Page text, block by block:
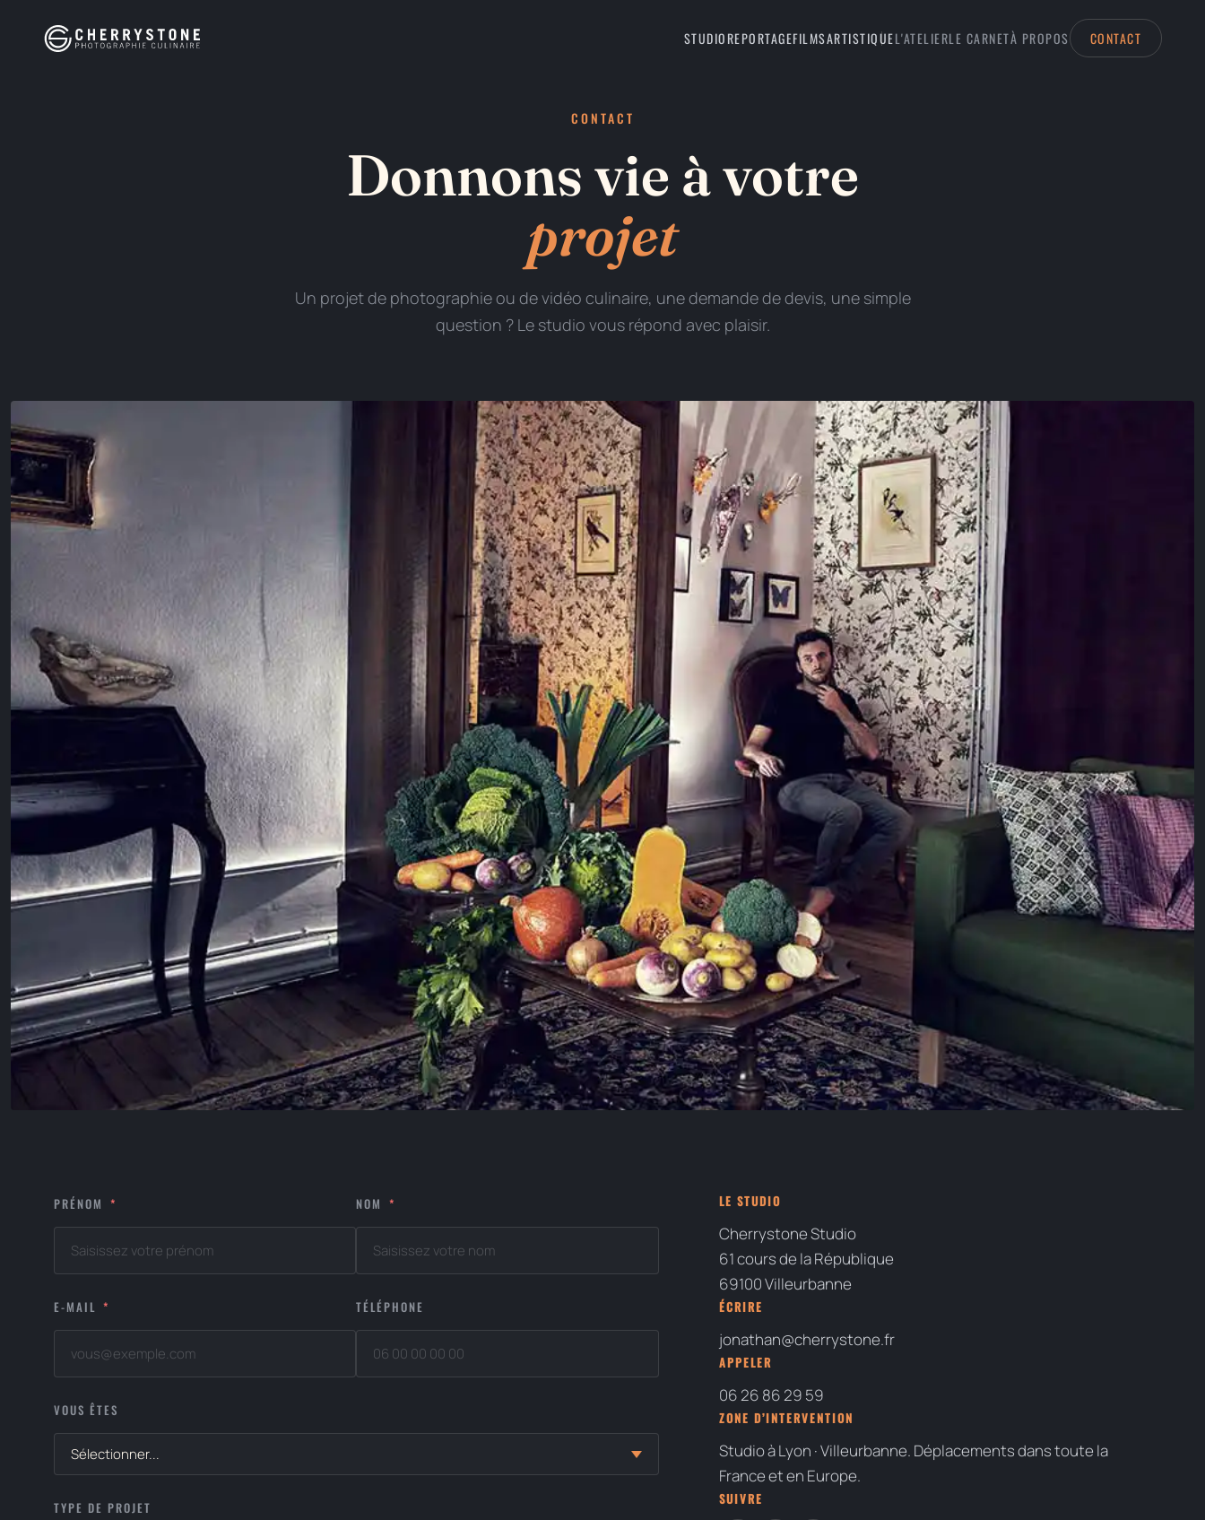
STUDIOREPORTAGEFILMSARTISTIQUEL'ATELIERLE CARNETÀ PROPOS CONTACT
CONTACT
Donnons vie à votre
projet
Un projet de photographie ou de vidéo culinaire, une demande de devis, une simple
question ? Le studio vous répond avec plaisir.
PRÉNOM NOM
E-MAIL TÉLÉPHONE
VOUS ÊTES
TYPE DE PROJET
LE STUDIO
Cherrystone Studio
61 cours de la République
69100 Villeurbanne
ÉCRIRE
jonathan@cherrystone.fr
APPELER
06 26 86 29 59
ZONE D’INTERVENTION
Studio à Lyon · Villeurbanne. Déplacements dans toute la
France et en Europe.
SUIVRE